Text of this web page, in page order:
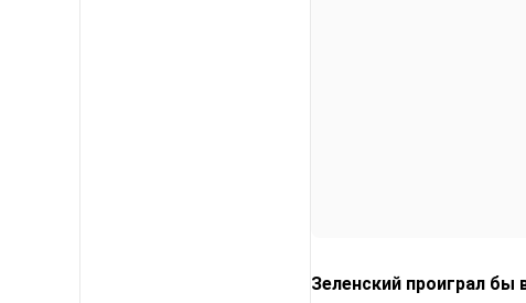
Зеленский проиграл